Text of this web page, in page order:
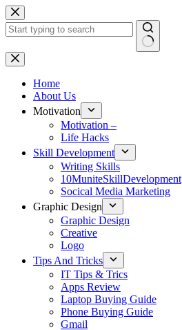
Skip
to
content
No
results
Home
About Us
Motivation
Motivation –
Life Hacks
Skill Development
Writing Skills
10MuniteSkillDevelopment
Socical Media Marketing
Graphic Design
Graphic Design
Creative
Logo
Tips And Tricks
IT Tips & Trics
Apps Review
Laptop Buying Guide
Phone Buying Guide
Gmail